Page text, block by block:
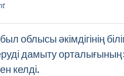
әкімдігінің
дамыту
келді.